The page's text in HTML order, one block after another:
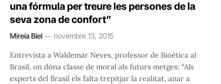
una fórmula per treure les persones de la
seva zona de confort”
Mireia Biel novembre 13, 2015
Entrevista a Waldemar Neves, professor de Bioètica al
Brasil, on dóna classe de moral als futurs metges: “Als
experts del Brasil els falta trepitjar la realitat, anar a